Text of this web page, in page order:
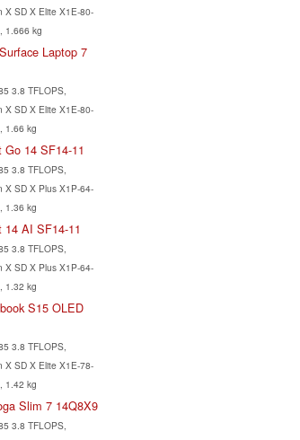
X SD X Elite X1E-80-
1.666 kg
Laptop 7
3.8 TFLOPS,
X SD X Elite X1E-80-
1.66 kg
14 SF14-11
3.8 TFLOPS,
X SD X Plus X1P-64-
1.36 kg
14 AI SF14-11
3.8 TFLOPS,
X SD X Plus X1P-64-
1.32 kg
S15 OLED
3.8 TFLOPS,
X SD X Elite X1E-78-
1.42 kg
Slim 7 14Q8X9
3.8 TFLOPS,